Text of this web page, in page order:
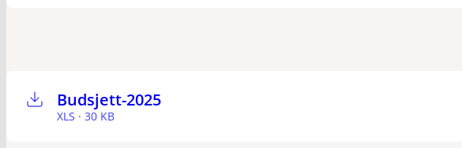
Budsjett-2025
XLS · 30 KB